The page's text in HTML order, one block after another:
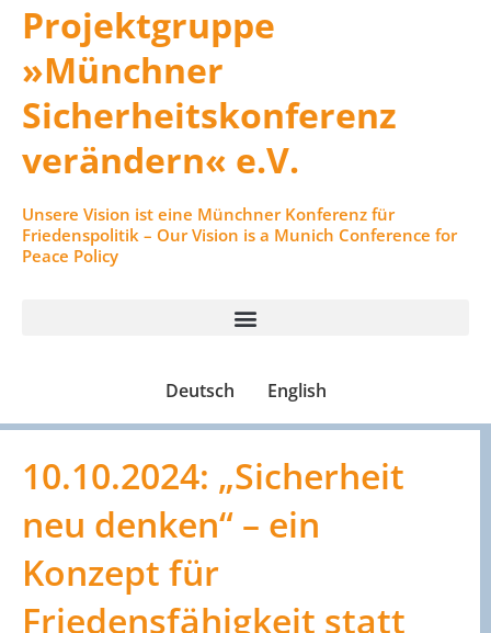
Projektgruppe
»Münchner
Sicherheitskonferenz
verändern« e.V.
Unsere Vision ist eine Münchner Konferenz für
Friedenspolitik – Our Vision is a Munich Conference for
Peace Policy
Deutsch English
10.10.2024: „Sicherheit
neu denken“ – ein
Konzept für
Friedensfähigkeit statt